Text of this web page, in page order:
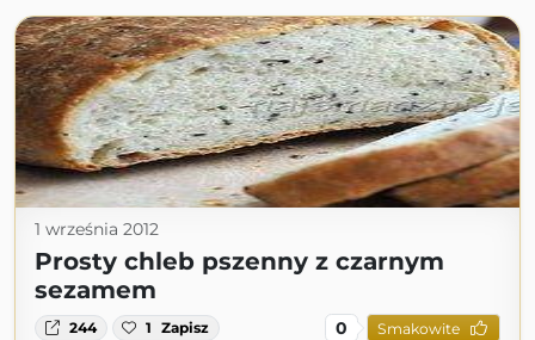
1 września 2012
Prosty chleb pszenny z czarnym
sezamem
244 1 Zapisz 0 Smakowite